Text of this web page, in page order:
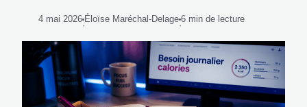
4 mai 2026
·
Éloïse Maréchal-Delage
·
6 min de lecture